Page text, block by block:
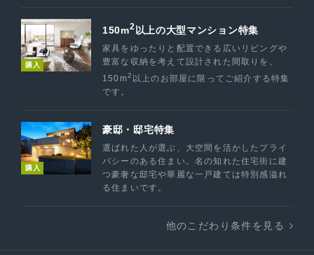
購入
150m2 以上の大型マンション特集
家具をゆったりと配置できる広いリビングや
豊富な収納を考えて設計された間取りを、
150m2 以上のお部屋に限ってご紹介する特集
です。
購入
豪邸・邸宅特集
選ばれた人が選ぶ、大空間を活かしたプライ
バシーのある住まい。名の知れた住宅街に建
つ豪奢な邸宅や華麗な一戸建ては特別感溢れ
る住まいです。
他のこだわり条件を見る